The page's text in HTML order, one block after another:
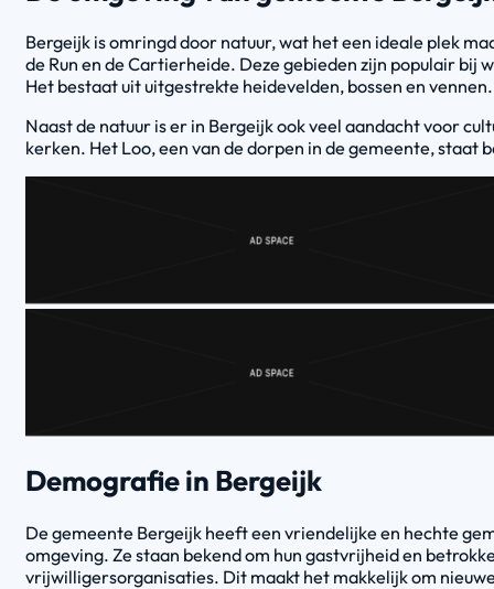
Bergeijk is omringd door natuur, wat het een ideale plek
de Run en de Cartierheide. Deze gebieden zijn populair
Het bestaat uit uitgestrekte heidevelden, bossen en
Naast de natuur is er in Bergeijk ook veel aandacht voor
kerken. Het Loo, een van de dorpen in de gemeente, staat
Demografie in Bergeijk
De gemeente Bergeijk heeft een vriendelijke en hechte
omgeving. Ze staan bekend om hun gastvrijheid en
vrijwilligersorganisaties. Dit maakt het makkelijk om